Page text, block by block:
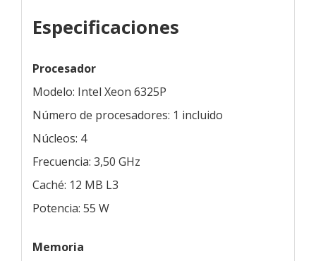
Especificaciones
Procesador
Modelo: Intel Xeon 6325P
Número de procesadores: 1 incluido
Núcleos: 4
Frecuencia: 3,50 GHz
Caché: 12 MB L3
Potencia: 55 W
Memoria